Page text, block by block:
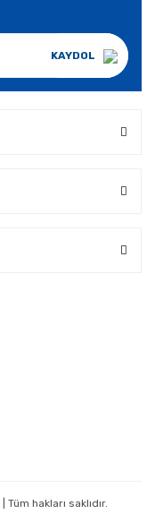
KAYDOL
| Tüm hakları saklıdır.